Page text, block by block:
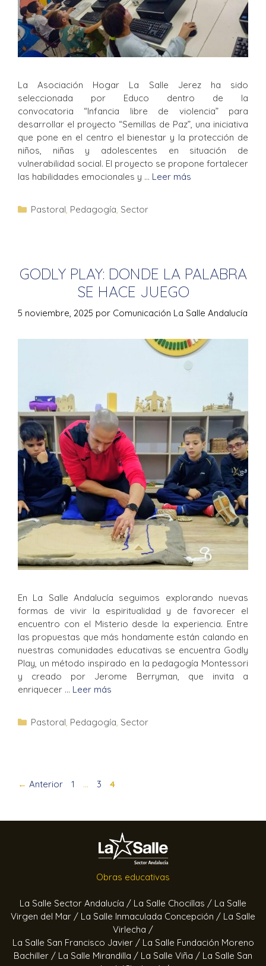
La Asociación Hogar La Salle Jerez ha sido
seleccionada por Educo dentro de la
convocatoria “Infancia libre de violencia” para
desarrollar el proyecto “Semillas de Paz”, una iniciativa
que pone en el centro el bienestar y la protección de
niños, niñas y adolescentes en situación de
vulnerabilidad social. El proyecto se propone fortalecer
las habilidades emocionales y … Leer más
Pastoral, Pedagogía, Sector
GODLY PLAY: DONDE LA PALABRA
SE HACE JUEGO
5 noviembre, 2025 por Comunicación La Salle Andalucía
En La Salle Andalucía seguimos explorando nuevas
formas de vivir la espiritualidad y de favorecer el
encuentro con el Misterio desde la experiencia. Entre
las propuestas que más hondamente están calando en
nuestras comunidades educativas se encuentra Godly
Play, un método inspirado en la pedagogía Montessori
y creado por Jerome Berryman, que invita a
enriquecer … Leer más
Pastoral, Pedagogía, Sector
← Anterior 1 … 3 4
Obras educativas
La Salle Sector Andalucía / La Salle Chocillas / La Salle
Virgen del Mar / La Salle Inmaculada Concepción / La Salle
Virlecha /
La Salle San Francisco Javier / La Salle Fundación Moreno
Bachiller / La Salle Mirandilla / La Salle Viña / La Salle San